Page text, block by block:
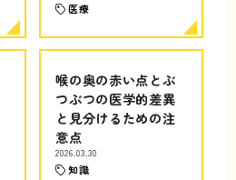
医療
喉の奥の赤い点とぶ
つぶつの医学的差異
と見分けるための注
意点
2026.03.30
知識